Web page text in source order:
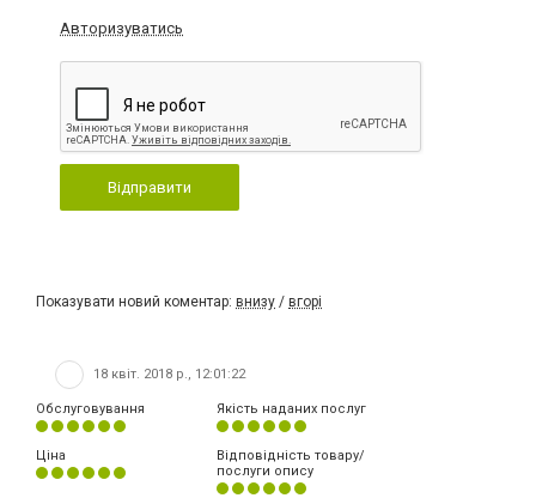
Авторизуватись
Відправити
Показувати новий коментар: внизу / вгорі
18 квіт. 2018 р., 12:01:22
Обслуговування Якість наданих послуг
Ціна
Відповідність товару/
послуги опису